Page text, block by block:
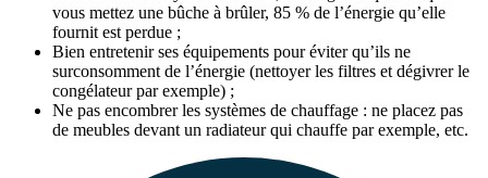
vous mettez une bûche à brûler, 85 % de l’énergie qu’elle
fournit est perdue ;
Bien entretenir ses équipements pour éviter qu’ils ne
surconsomment de l’énergie (nettoyer les filtres et dégivrer le
congélateur par exemple) ;
Ne pas encombrer les systèmes de chauffage : ne placez pas
de meubles devant un radiateur qui chauffe par exemple, etc.